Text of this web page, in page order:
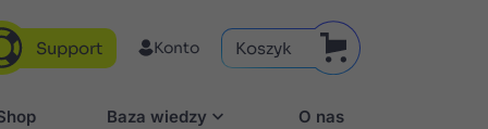
Support Konto Koszyk
Baza wiedzy O nas